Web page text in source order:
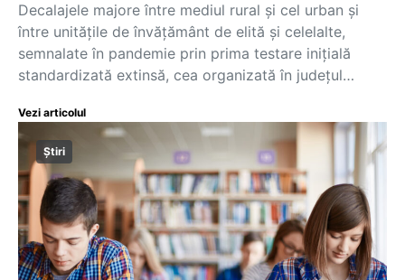
Decalajele majore între mediul rural și cel urban și
între unitățile de învățământ de elită și celelalte,
semnalate în pandemie prin prima testare inițială
standardizată extinsă, cea organizată în județul…
Vezi articolul
Știri